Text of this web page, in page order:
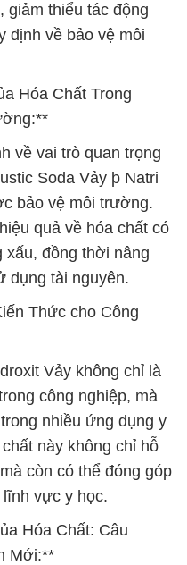
giảm thiểu tác động
định về bảo vệ môi
Hóa Chất Trong
về vai trò quan trọng
Soda Vảy þ Natri
bảo vệ môi trường.
quả về hóa chất có
xấu, đồng thời nâng
dụng tài nguyên.
Thức cho Công
Vảy không chỉ là
công nghiệp, mà
nhiều ứng dụng y
này không chỉ hỗ
còn có thể đóng góp
vực y học.
Hóa Chất: Câu
Mới:**